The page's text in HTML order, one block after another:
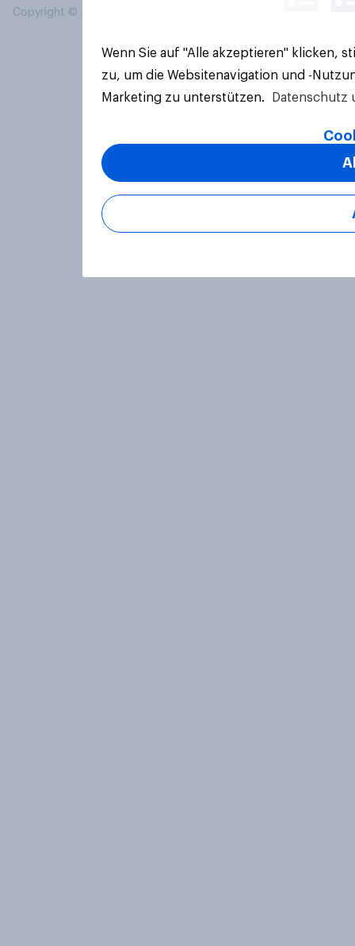
Copyright © 2026 YouGov PLC. Alle Rechte vorbehalten.
Wenn Sie auf "Alle akzeptieren" klicken,
zu, um die Websitenavigation und -
Marketing zu unterstützen.
Datenschutz